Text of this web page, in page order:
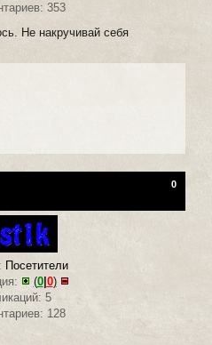
353
Не накручивай себя
0
: Посетители
(0|0)
5
128